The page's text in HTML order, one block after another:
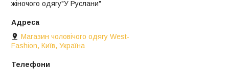
жіночого одягу"У Руслани"
Магазин чоловічого одягу West-
Fashion, Київ, Україна